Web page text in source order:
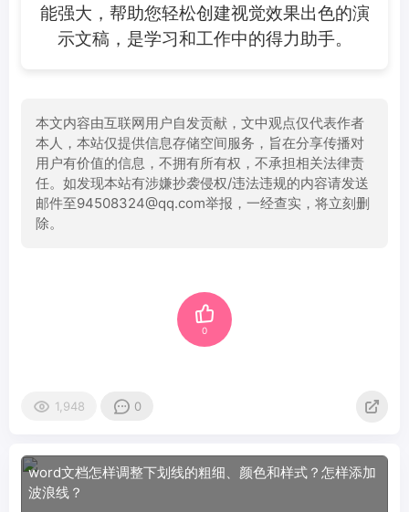
能强大，帮助您轻松创建视觉效果出色的演
示文稿，是学习和工作中的得力助手。
本文内容由互联网用户自发贡献，文中观点仅代表作者
本人，本站仅提供信息存储空间服务，旨在分享传播对
用户有价值的信息，不拥有所有权，不承担相关法律责
任。如发现本站有涉嫌抄袭侵权/违法违规的内容请发送
邮件至94508324@qq.com举报，一经查实，将立刻删
除。
0
1,948 0
word文档怎样调整下划线的粗细、颜色和样式？怎样添加
波浪线？